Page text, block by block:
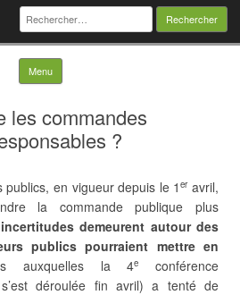
Rechercher :
Menu Skip to content
les commandes
?
publics, en vigueur depuis le 1er avril,
la commande publique plus
demeurent autour des
publics pourraient mettre en
auxquelles la 4e
conférence
déroulée fin avril) a tenté de